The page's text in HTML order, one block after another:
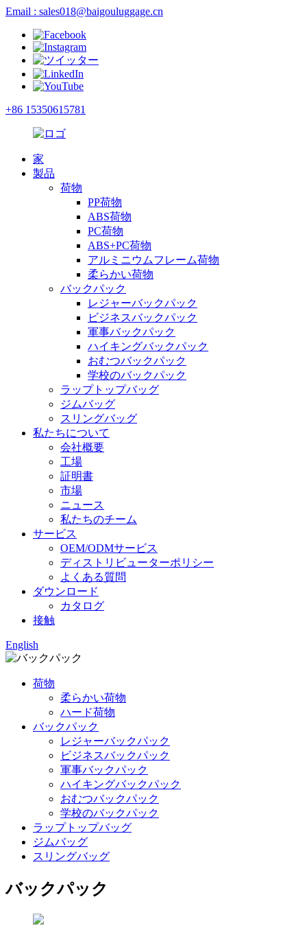
Email : sales018@baigouluggage.cn
+86 15350615781
家
製品
荷物
PP荷物
ABS荷物
PC荷物
ABS+PC荷物
アルミニウムフレーム荷物
柔らかい荷物
バックパック
レジャーバックパック
ビジネスバックパック
軍事バックパック
ハイキングバックパック
おむつバックパック
学校のバックパック
ラップトップバッグ
ジムバッグ
スリングバッグ
私たちについて
会社概要
工場
証明書
市場
ニュース
私たちのチーム
サービス
OEM/ODMサービス
ディストリビューターポリシー
よくある質問
ダウンロード
カタログ
接触
English
荷物
柔らかい荷物
ハード荷物
バックパック
レジャーバックパック
ビジネスバックパック
軍事バックパック
ハイキングバックパック
おむつバックパック
学校のバックパック
ラップトップバッグ
ジムバッグ
スリングバッグ
バックパック